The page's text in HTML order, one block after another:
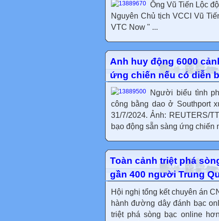
Ông Vũ Tiến Lộc
Nguyên Chủ tịch VCCI Vũ
VTC Now " ...
Anh huy động 6000
ứng chiến nếu có diễn
Người biểu tình
công bằng dao ở Southport
31/7/2024. Ảnh: REUTERS/
bạo động sẵn sàng ứng chiến
Toàn cảnh triệt phá
gần 400 người Trung
Hội nghị tổng kết chuyên án
hành đường dây đánh bạc
triệt phá sòng bạc online